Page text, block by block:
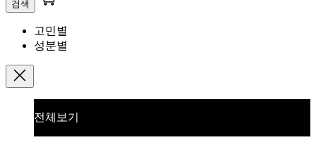
검색
고민별
성분별
전체보기